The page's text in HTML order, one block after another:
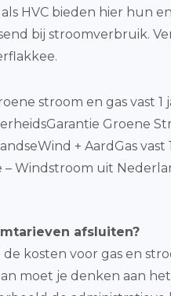
HVC bieden hier hun
bij stroomverbruik.
stroom en gas vast 1
Groene
+ AardGas vast
– Windstroom uit
afsluiten?
kosten voor gas en
moet je denken aan